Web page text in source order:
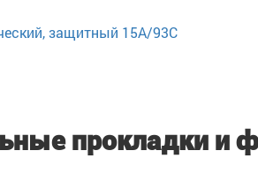
защитный 15А/93С
прокладки и